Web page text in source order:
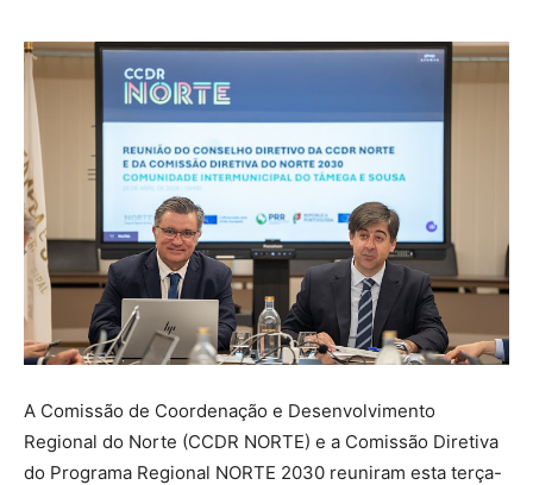
A Comissão de Coordenação e Desenvolvimento
Regional do Norte (CCDR NORTE) e a Comissão Diretiva
do Programa Regional NORTE 2030 reuniram esta terça-